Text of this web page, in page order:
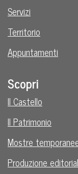
Servizi
Territorio
Appuntamenti
Scopri
Il Castello
Il Patrimonio
Mostre
Produzione